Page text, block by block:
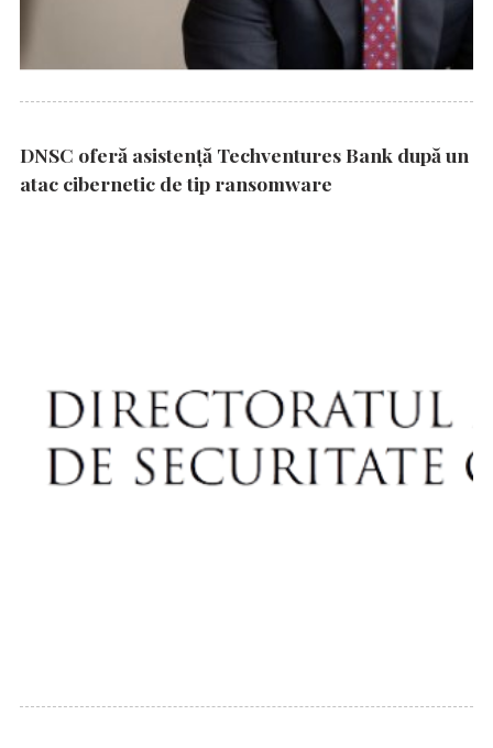
DNSC oferă asistență Techventures Bank după un
atac cibernetic de tip ransomware